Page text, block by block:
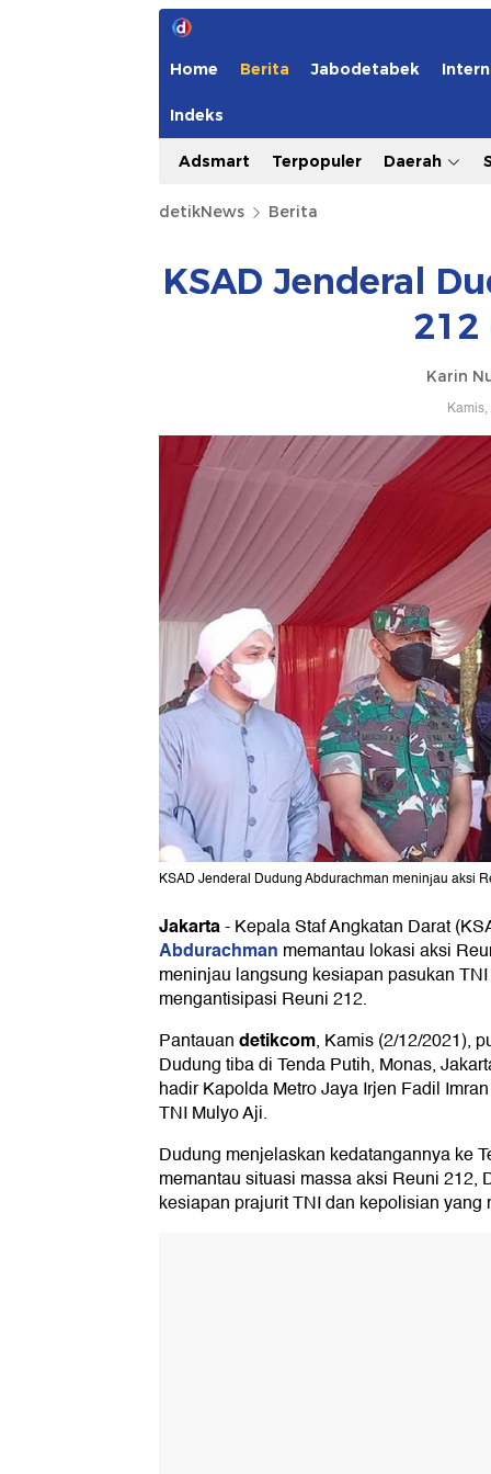
Home Berita Jabodetabek
Indeks
Adsmart Terpopuler Daerah
detikNews Berita
KSAD Jenderal
212
Karin
KSAD Jenderal Dudung Abdurachman meninjau aksi
Jakarta-Kepala Staf Angkatan Darat
Abdurachman memantau lokasi aksi
meninjau langsung kesiapan pasukan
mengantisipasi Reuni 212.
Pantauandetikcom, Kamis (2/12/2021),
Dudung tiba di Tenda Putih, Monas,
hadir Kapolda Metro Jaya Irjen Fadil
TNI Mulyo Aji.
Dudung menjelaskan kedatangannya ke
memantau situasi massa aksi Reuni 212,
kesiapan prajurit TNI dan kepolisian yang